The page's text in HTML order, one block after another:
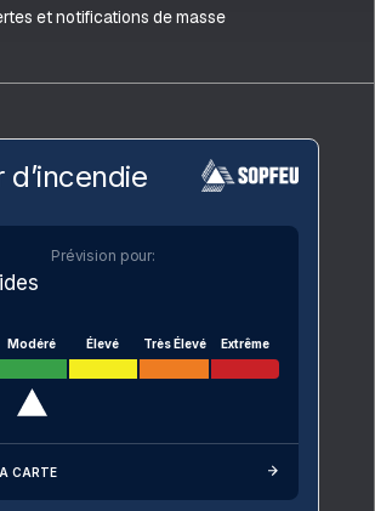
et notifications de masse
d’incendie
Prévision pour:
Modéré Élevé Très Élevé Extrême
CARTE